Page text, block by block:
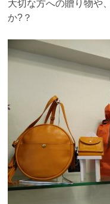
大切な方への贈り物や
か?？